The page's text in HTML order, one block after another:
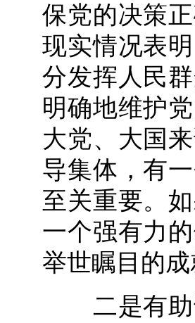
保党的决策
现实情况表
分发挥人民
明确地维护
大党、大国
导集体，有
至关重要。
一个强有力
举世瞩目的成
二是有助